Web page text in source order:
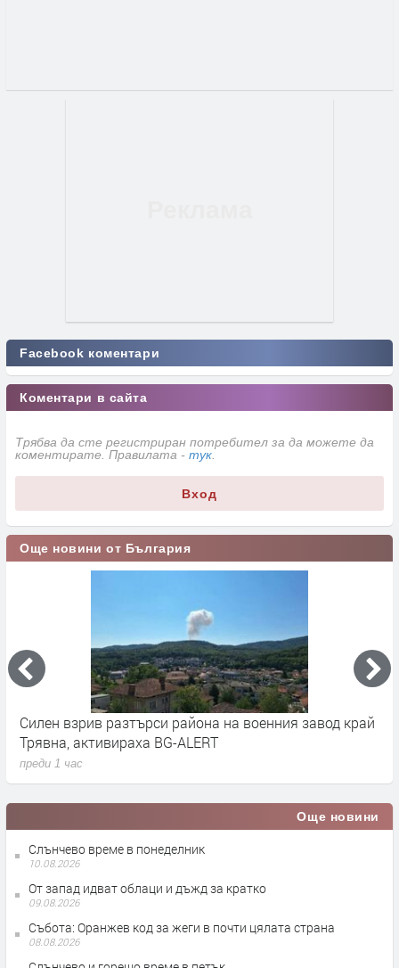
Facebook коментари
Коментари в сайта
Трябва да сте регистриран потребител за да можете да
коментирате. Правилата - тук
Вход
Още новини от България
Силен взрив разтърси района на военния завод край
Трявна, активираха BG-ALERT
преди 1 час
Още новини
Слънчево време в понеделник
10.08.2026
От запад идват облаци и дъжд за кратко
09.08.2026
Събота: Оранжев код за жеги в почти цялата страна
08.08.2026